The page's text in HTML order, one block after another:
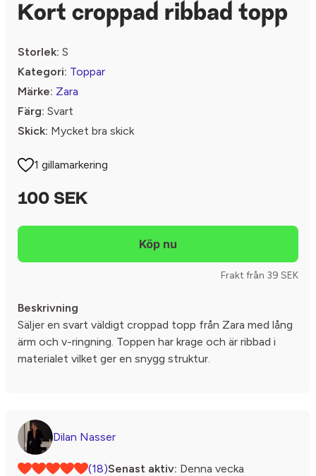
Kort croppad ribbad topp
Storlek: S
Kategori: Toppar
Märke: Zara
Färg: Svart
Skick: Mycket bra skick
1 gillamarkering
100 SEK
Frakt från 39 SEK
Beskrivning
Säljer en svart väldigt croppad topp från Zara med lång
ärm och v-ringning. Toppen har krage och är ribbad i
materialet vilket ger en snygg struktur.
Dilan Nasser
(18)Senast aktiv: Denna vecka